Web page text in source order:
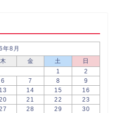
年8月
木 金 土
日
1
2
6 7 8
9
13 14 15
16
21 22
23
28 29
30